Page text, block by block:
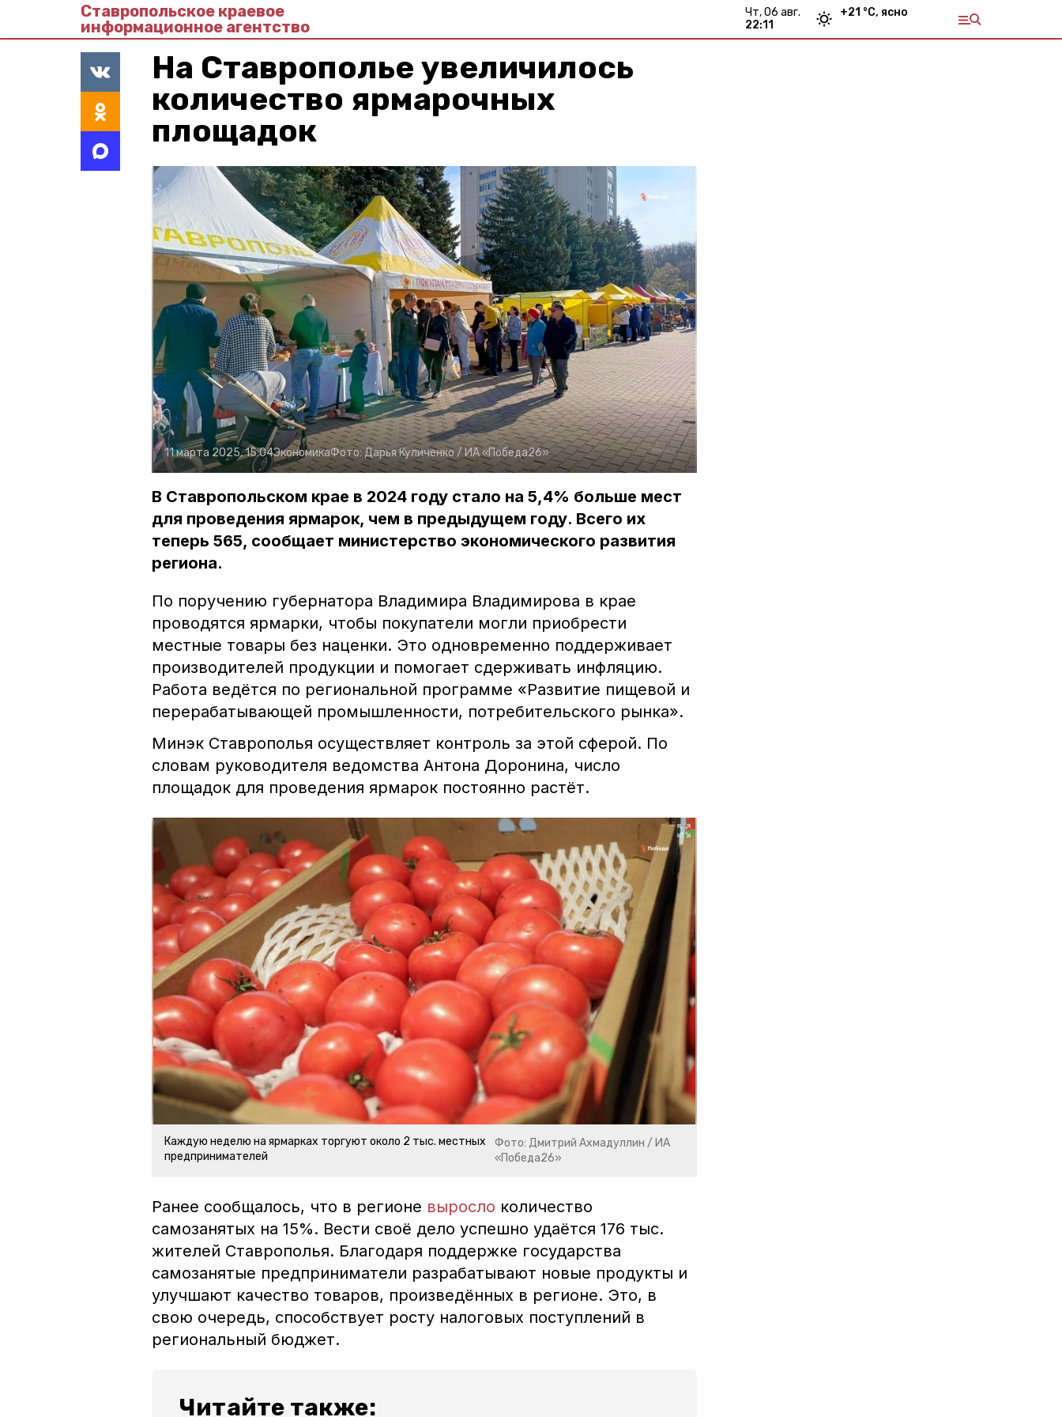
Ставропольское краевое
информационное агентство
чт, 06 авг.
22:11
+21 °С, ясно
На Ставрополье увеличилось
количество ярмарочных
площадок
11 марта 2025, 15:04ЭкономикаФото:Дарья Куличенко / ИА «Победа26»
В Ставропольском крае в 2024 году стало на 5,4% больше мест
для проведения ярмарок, чем в предыдущем году. Всего их
теперь 565, сообщает министерство экономического развития
региона.
По поручению губернатора Владимира Владимирова в крае
проводятся ярмарки, чтобы покупатели могли приобрести
местные товары без наценки. Это одновременно поддерживает
производителей продукции и помогает сдерживать инфляцию.
Работа ведётся по региональной программе «Развитие пищевой и
перерабатывающей промышленности, потребительского рынка».
Минэк Ставрополья осуществляет контроль за этой сферой. По
словам руководителя ведомства Антона Доронина, число
площадок для проведения ярмарок постоянно растёт.
Каждую неделю на ярмарках торгуют около 2 тыс. местных
предпринимателей
Фото: Дмитрий Ахмадуллин / ИА
«Победа26»
Ранее сообщалось, что в регионе выросло количество
самозанятых на 15%. Вести своё дело успешно удаётся 176 тыс.
жителей Ставрополья. Благодаря поддержке государства
самозанятые предприниматели разрабатывают новые продукты и
улучшают качество товаров, произведённых в регионе. Это, в
свою очередь, способствует росту налоговых поступлений в
региональный бюджет.
Читайте также: